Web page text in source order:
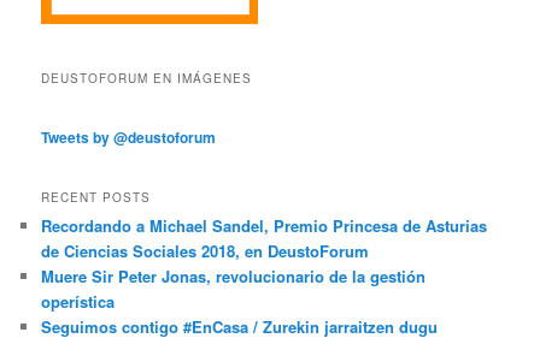
DEUSTOFORUM EN IMÁGENES
Tweets by @deustoforum
RECENT POSTS
Recordando a Michael Sandel, Premio Princesa de Asturias
de Ciencias Sociales 2018, en DeustoForum
Muere Sir Peter Jonas, revolucionario de la gestión
operística
Seguimos contigo #EnCasa / Zurekin jarraitzen dugu